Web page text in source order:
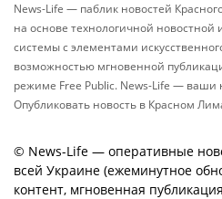
News-Life — паблик новостей
на основе технологичной
системы с элементами
возможностью мгновенной
режиме Free Public. News-Life — ваши
Опубликовать новость в Красном
© News-Life — оперативные
всей Украине (ежеминутное
контент, мгновенная